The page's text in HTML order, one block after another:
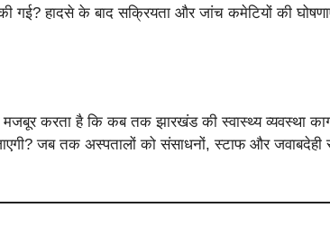
गई? हादसे के बाद सक्रियता और जांच कमेटियों की
करता है कि कब तक झारखंड की स्वास्थ्य व्यवस्था
जब तक अस्पतालों को संसाधनों, स्टाफ और जवाबदेही